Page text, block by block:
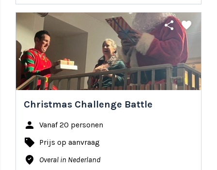
share favorite
Christmas Challenge Battle
person Vanaf 20 personen
local_offer Prijs op aanvraag
where_to_vote Overal in Nederland